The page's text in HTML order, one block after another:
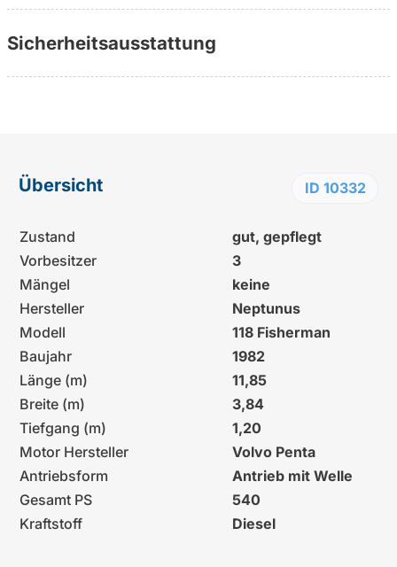
Sicherheitsausstattung
Übersicht ID 10332
Zustand
gut, gepflegt
Vorbesitzer
3
Mängel
keine
Hersteller
Neptunus
Modell
118 Fisherman
Baujahr
1982
Länge (m)
11,85
Breite (m)
3,84
Tiefgang (m)
1,20
Motor Hersteller
Volvo Penta
Antriebsform
Antrieb mit Welle
Gesamt PS
540
Kraftstoff
Diesel